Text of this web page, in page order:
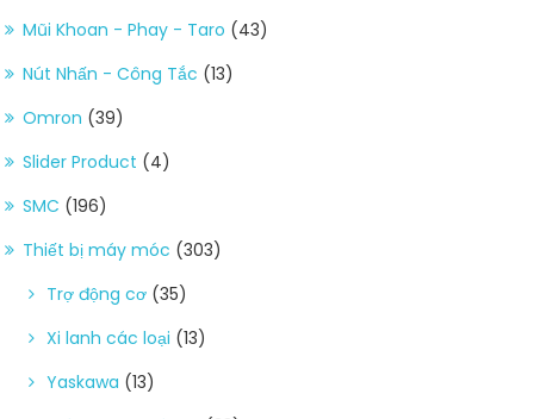
Mũi Khoan - Phay - Taro (43)
Nút Nhấn - Công Tắc (13)
Omron (39)
Slider Product (4)
SMC (196)
Thiết bị máy móc (303)
Trợ động cơ (35)
Xi lanh các loại (13)
Yaskawa (13)